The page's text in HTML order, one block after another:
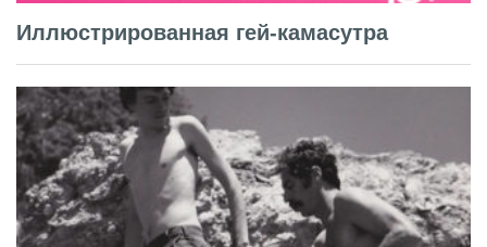
Иллюстрированная гей-камасутра